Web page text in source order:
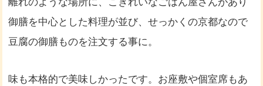
御膳を中心とした料理が並び、せっかくの京都なので
豆腐の御膳ものを注文する事に。
味も本格的で美味しかったです。お座敷や個室席もあ